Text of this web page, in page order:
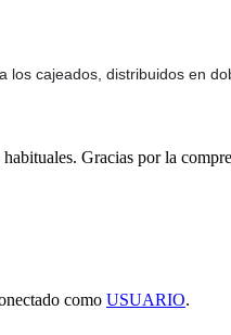
los cajeados, distribuidos en
Gracias por la
como USUARIO.